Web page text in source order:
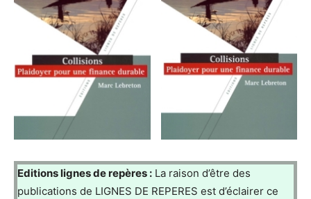
Editions lignes de repères : La raison d’être des
publications de LIGNES DE REPERES est d’éclairer ce